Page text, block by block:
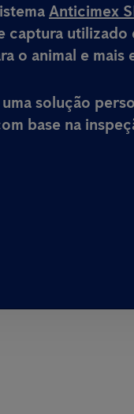
Anticimex
captura
o animal e mais
solução
base na